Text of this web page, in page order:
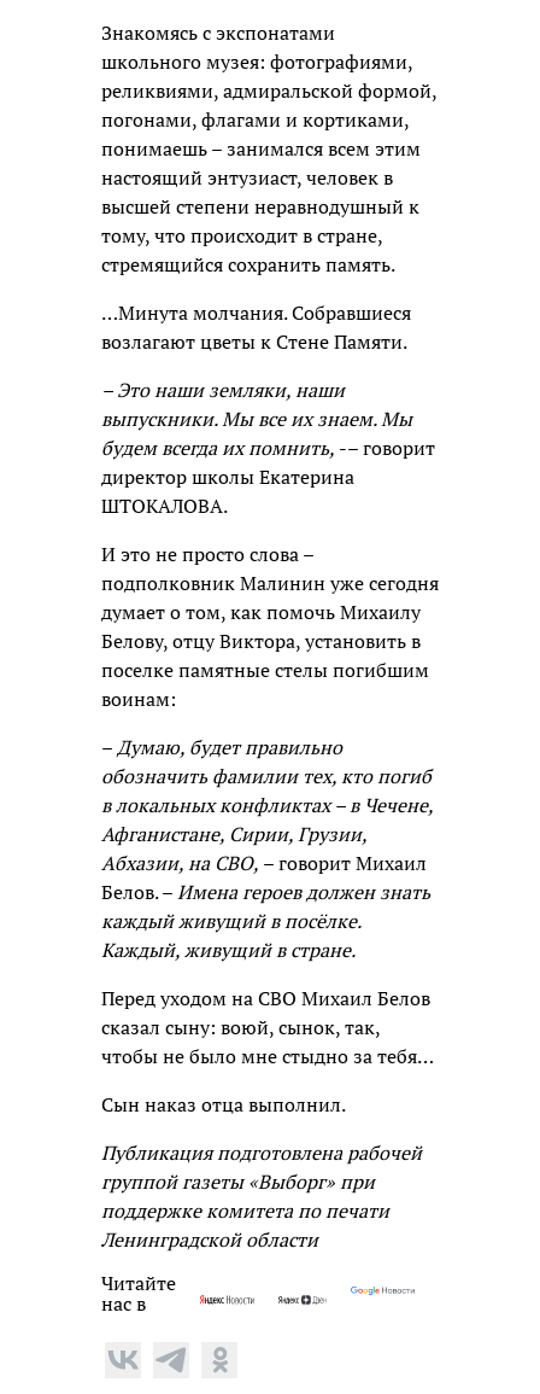
Знакомясь с экспонатами
школьного музея: фотографиями,
реликвиями, адмиральской формой,
погонами, флагами и кортиками,
понимаешь – занимался всем этим
настоящий энтузиаст, человек в
высшей степени неравнодушный к
тому, что происходит в стране,
стремящийся сохранить память.
…Минута молчания. Собравшиеся
возлагают цветы к Стене Памяти.
– Это наши земляки, наши
выпускники. Мы все их знаем. Мы
будем всегда их помнить, -– говорит
директор школы Екатерина
ШТОКАЛОВА.
И это не просто слова –
подполковник Малинин уже сегодня
думает о том, как помочь Михаилу
Белову, отцу Виктора, установить в
поселке памятные стелы погибшим
воинам:
–Думаю, будет правильно
обозначить фамилии тех, кто погиб
в локальных конфликтах – в Чечене,
Афганистане, Сирии, Грузии,
Абхазии, на СВО, – говорит Михаил
Белов. –Имена героев должен знать
каждый живущий в посёлке.
Каждый, живущий в стране.
Перед уходом на СВО Михаил Белов
сказал сыну: воюй, сынок, так,
чтобы не было мне стыдно за тебя…
Сын наказ отца выполнил.
Публикация подготовлена рабочей
группой газеты «Выборг» при
поддержке комитета по печати
Ленинградской области
Читайте
нас в